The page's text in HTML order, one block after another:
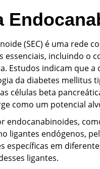
(SEC) é uma rede
essenciais, incluindo o
Estudos indicam que
da diabetes mellitus
células beta
como um potencial
endocanabinoides,
ligantes endógenos,
específicas em
ligantes.